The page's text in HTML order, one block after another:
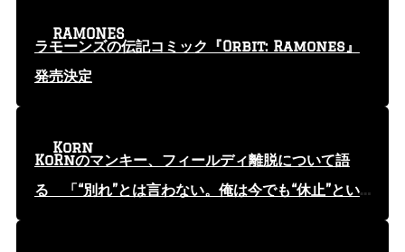
ラモーンズの伝記コミック『Orbit: Ramones』
発売決定
RAMONES
KoRnのマンキー、フィールディ離脱について語
る 「“別れ”とは言わない。俺は今でも“休止”とい
Korn